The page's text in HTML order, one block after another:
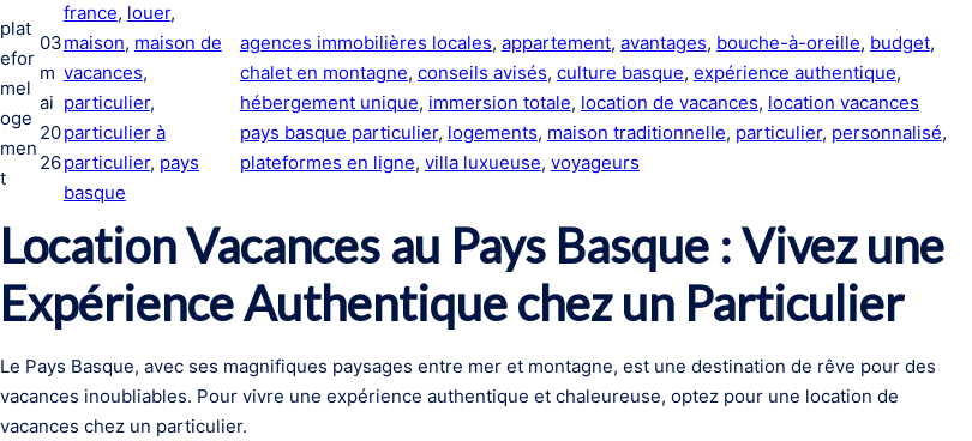
plat
efor
mel
oge
men
t
03
m
ai
20
26
france, louer
maison, maison de
vacances
particulier
particulier à
particulier, pays
basque
agences immobilières locales, appartement, avantages, bouche-à-oreille, budget
chalet en montagne, conseils avisés, culture basque, expérience authentique
hébergement unique, immersion totale, location de vacances, location vacances
pays basque particulier, logements, maison traditionnelle, particulier, personnalisé
plateformes en ligne, villa luxueuse, voyageurs
Location Vacances au Pays Basque : Vivez une
Expérience Authentique chez un Particulier
Le Pays Basque, avec ses magnifiques paysages entre mer et montagne, est une destination de rêve pour des
vacances inoubliables. Pour vivre une expérience authentique et chaleureuse, optez pour une location de
vacances chez un particulier.